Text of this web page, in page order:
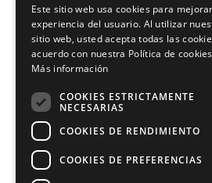
About us
Producciòn
Contact
Diva's SrlBolsos al por mayor - Via Senna, 20
Fiorentino - Florence Italy - P.Iva
Este sitio web usa cookies para
experiencia del usuario. Al utilizar
sitio web, usted acepta todas las
acuerdo con nuestra Política de
Más información
COOKIES ESTRICTAMENTE
NECESARIAS
COOKIES DE RENDIMIENTO
COOKIES DE PREFERENCIAS